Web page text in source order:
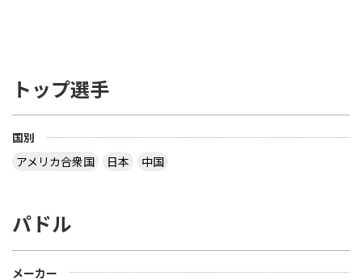
トップ選手
国別
アメリカ合衆国
日本 中国
パドル
メーカー